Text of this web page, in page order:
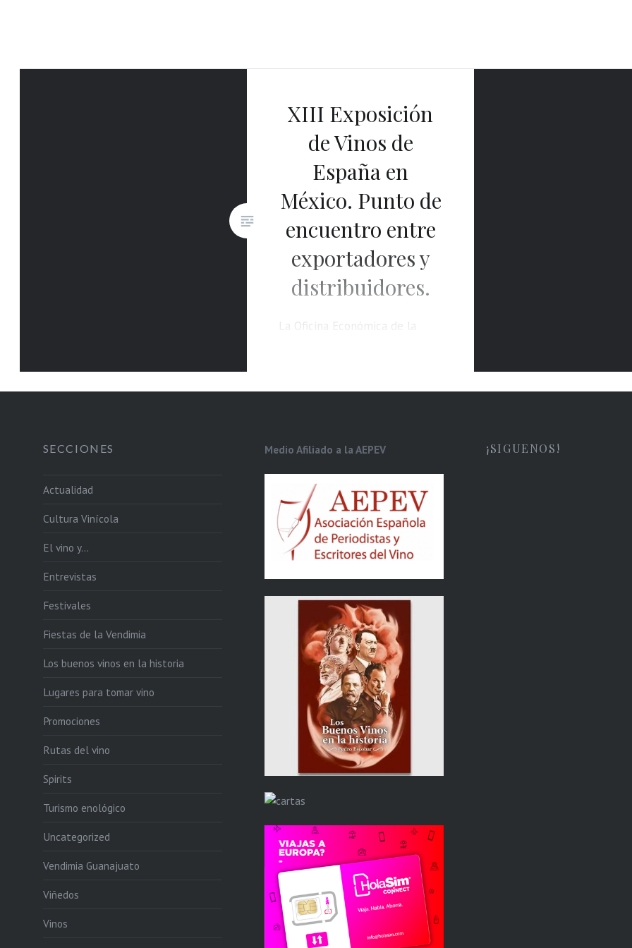
XIII Exposición
de Vinos de
España en
México. Punto de
encuentro entre
exportadores y
distribuidores.
La Oficina Económica de la
SECCIONES
Actualidad
Cultura Vinícola
El vino y…
Entrevistas
Festivales
Fiestas de la Vendimia
Los buenos vinos en la historia
Lugares para tomar vino
Promociones
Rutas del vino
Spirits
Turismo enológico
Uncategorized
Vendimia Guanajuato
Viñedos
Vinos
Medio Afiliado a la AEPEV ¡SIGUENOS!